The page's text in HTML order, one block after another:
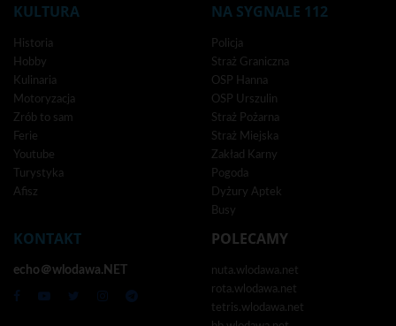
KULTURA
Historia
Hobby
Kulinaria
Motoryzacja
Zrób to sam
Ferie
Youtube
Turystyka
Afisz
NA SYGNALE 112
Policja
Straż Graniczna
OSP Hanna
OSP Urszulin
Straż Pożarna
Straż Miejska
Zakład Karny
Pogoda
Dyżury Aptek
Busy
KONTAKT
echo＠wlodawa.NET
POLECAMY
nuta.wlodawa.net
rota.wlodawa.net
tetris.wlodawa.net